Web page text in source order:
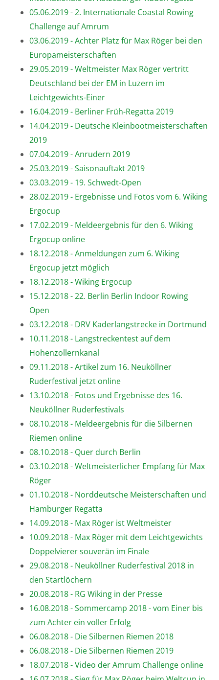
05.06.2019 - 2. Internationale Coastal Rowing
Challenge auf Amrum
03.06.2019 - Achter Platz für Max Röger bei den
Europameisterschaften
29.05.2019 - Weltmeister Max Röger vertritt
Deutschland bei der EM in Luzern im
Leichtgewichts-Einer
16.04.2019 - Berliner Früh-Regatta 2019
14.04.2019 - Deutsche Kleinbootmeisterschaften
2019
07.04.2019 - Anrudern 2019
25.03.2019 - Saisonauftakt 2019
03.03.2019 - 19. Schwedt-Open
28.02.2019 - Ergebnisse und Fotos vom 6. Wiking
Ergocup
17.02.2019 - Meldeergebnis für den 6. Wiking
Ergocup online
18.12.2018 - Anmeldungen zum 6. Wiking
Ergocup jetzt möglich
18.12.2018 - Wiking Ergocup
15.12.2018 - 22. Berlin Berlin Indoor Rowing
Open
03.12.2018 - DRV Kaderlangstrecke in Dortmund
10.11.2018 - Langstreckentest auf dem
Hohenzollernkanal
09.11.2018 - Artikel zum 16. Neuköllner
Ruderfestival jetzt online
13.10.2018 - Fotos und Ergebnisse des 16.
Neuköllner Ruderfestivals
08.10.2018 - Meldeergebnis für die Silbernen
Riemen online
08.10.2018 - Quer durch Berlin
03.10.2018 - Weltmeisterlicher Empfang für Max
Röger
01.10.2018 - Norddeutsche Meisterschaften und
Hamburger Regatta
14.09.2018 - Max Röger ist Weltmeister
10.09.2018 - Max Röger mit dem Leichtgewichts
Doppelvierer souverän im Finale
29.08.2018 - Neuköllner Ruderfestival 2018 in
den Startlöchern
20.08.2018 - RG Wiking in der Presse
16.08.2018 - Sommercamp 2018 - vom Einer bis
zum Achter ein voller Erfolg
06.08.2018 - Die Silbernen Riemen 2018
06.08.2018 - Die Silbernen Riemen 2019
18.07.2018 - Video der Amrum Challenge online